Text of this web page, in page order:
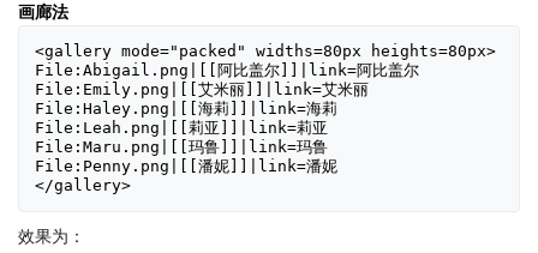
画廊法
<gallery mode="packed" widths=80px heights=80px>
File:Abigail.png|[[阿比盖尔]]|link=阿比盖尔
File:Emily.png|[[艾米丽]]|link=艾米丽
File:Haley.png|[[海莉]]|link=海莉
File:Leah.png|[[莉亚]]|link=莉亚
File:Maru.png|[[玛鲁]]|link=玛鲁
File:Penny.png|[[潘妮]]|link=潘妮
</gallery>
效果为：